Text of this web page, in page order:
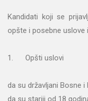
Kandidati koji se
opšte i posebne uslove
1. Opšti uslovi
da su državljani Bosne i
da su stariji od 18